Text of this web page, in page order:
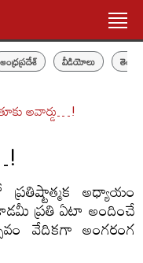
ఆంధ్రప్రదేశ్ వీడియోలు
అవార్డు…!
అధ్యాయం
ప్రతి ఏటా అందించే
వేదికగా అంగరంగ